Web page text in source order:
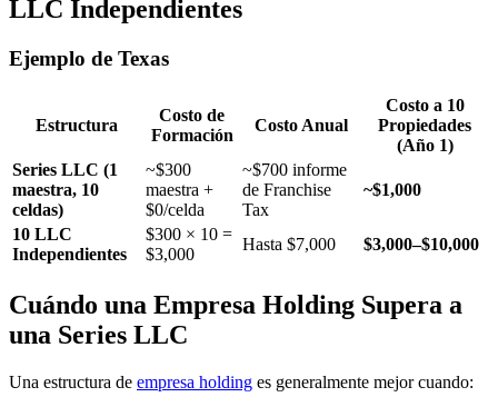
LLC Independientes
Ejemplo de Texas
Estructura
Costo de
Formación
Costo Anual
Costo a 10
Propiedades
(Año 1)
Series LLC (1
maestra, 10
celdas)
~$300
maestra +
$0/celda
~$700 informe
de Franchise
Tax
~$1,000
10 LLC
Independientes
$300 × 10 =
$3,000
Hasta $7,000 $3,000–$10,000
Cuándo una Empresa Holding Supera a
una Series LLC
Una estructura de empresa holding es generalmente mejor cuando: